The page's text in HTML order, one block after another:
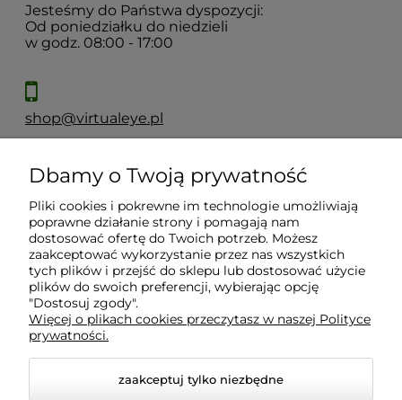
Jesteśmy do Państwa dyspozycji:
Od poniedziałku do niedzieli
w godz. 08:00 - 17:00
shop@virtualeye.pl
Moje konto
Płatności i dostawa
Informacje
O nas
Dbamy o Twoją prywatność
Pliki cookies i pokrewne im technologie umożliwiają
poprawne działanie strony i pomagają nam
dostosować ofertę do Twoich potrzeb. Możesz
zaakceptować wykorzystanie przez nas wszystkich
tych plików i przejść do sklepu lub dostosować użycie
plików do swoich preferencji, wybierając opcję
"Dostosuj zgody".
Więcej o plikach cookies przeczytasz w naszej Polityce
prywatności.
zaakceptuj tylko niezbędne